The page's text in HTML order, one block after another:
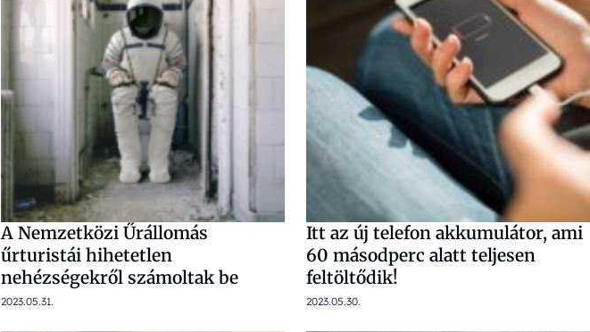
A Nemzetközi Űrállomás
űrturistái hihetetlen
nehézségekről számoltak be
2023.05.31.
Itt az új telefon akkumulátor, ami
60 másodperc alatt teljesen
feltöltődik!
2023.05.30.